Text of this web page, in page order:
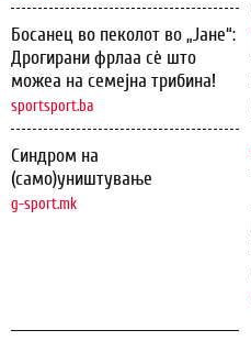
Босанец во пеколот во „Јане“:
Дрогирани фрлаа сѐ што
можеа на семејна трибина!
sportsport.ba
Синдром на
(само)уништување
g-sport.mk